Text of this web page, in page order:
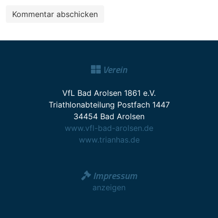
Verein
VfL Bad Arolsen 1861 e.V.
Triathlonabteilung Postfach 1447
34454 Bad Arolsen
www.vfl-bad-arolsen.de
www.trianhas.de
Impressum
anzeigen